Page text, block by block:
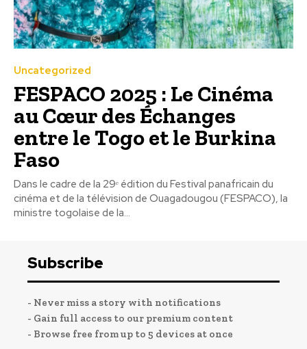
Uncategorized
FESPACO 2025 : Le Cinéma
au Cœur des Échanges
entre le Togo et le Burkina
Faso
Dans le cadre de la 29ᵉ édition du Festival panafricain du
cinéma et de la télévision de Ouagadougou (FESPACO), la
ministre togolaise de la...
Subscribe
- Never miss a story with notifications
- Gain full access to our premium content
- Browse free from up to 5 devices at once